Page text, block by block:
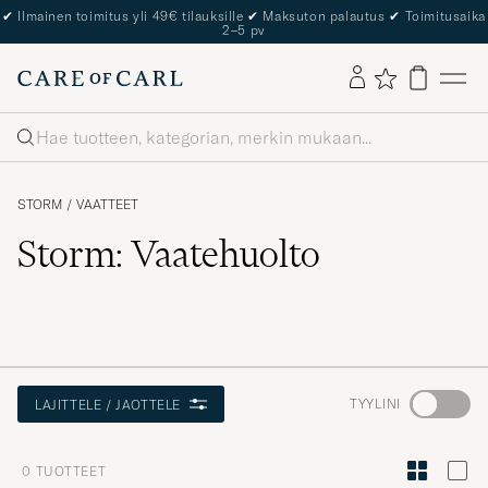
✔ Ilmainen toimitus yli 49€ tilauksille ✔ Maksuton palautus ✔ Toimitusaika
2–5 pv
Haku
STORM / VAATTEET
Storm: Vaatehuolto
LAJITTELE / JAOTTELE TYYLINI
Aktivoi
tyylini
0 TUOTTEET